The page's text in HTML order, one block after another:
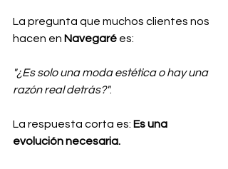
La pregunta que muchos clientes nos
hacen en Navegaré es:
"¿Es solo una moda estética o hay una
razón real detrás?".
La respuesta corta es: Es una
evolución necesaria.